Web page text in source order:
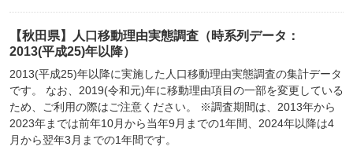
【秋田県】人口移動理由実態調査（時系列データ：
2013(平成25)年以降）
2013(平成25)年以降に実施した人口移動理由実態調査の集計データ
です。 なお、2019(令和元)年に移動理由項目の一部を変更している
ため、ご利用の際はご注意ください。 ※調査期間は、2013年から
2023年までは前年10月から当年9月までの1年間、2024年以降は4
月から翌年3月までの1年間です。